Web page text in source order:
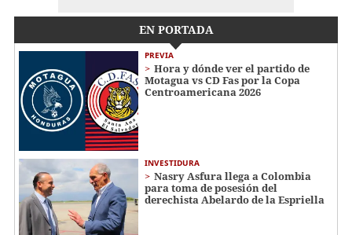
EN PORTADA
PREVIA
Hora y dónde ver el partido de
Motagua vs CD Fas por la Copa
Centroamericana 2026
INVESTIDURA
Nasry Asfura llega a Colombia
para toma de posesión del
derechista Abelardo de la Espriella